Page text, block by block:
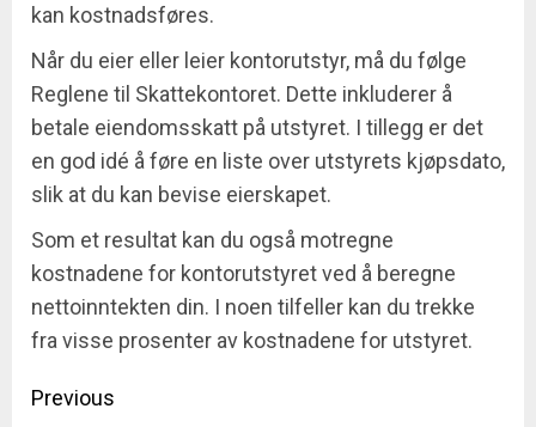
kan kostnadsføres.
Når du eier eller leier kontorutstyr, må du følge
Reglene til Skattekontoret. Dette inkluderer å
betale eiendomsskatt på utstyret. I tillegg er det
en god idé å føre en liste over utstyrets kjøpsdato,
slik at du kan bevise eierskapet.
Som et resultat kan du også motregne
kostnadene for kontorutstyret ved å beregne
nettoinntekten din. I noen tilfeller kan du trekke
fra visse prosenter av kostnadene for utstyret.
Post
Previous